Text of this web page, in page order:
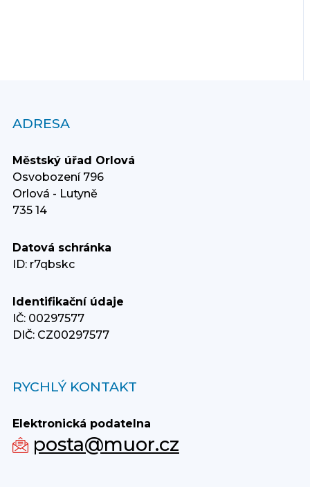
ADRESA
Městský úřad Orlová
Osvobození 796
Orlová - Lutyně
735 14
Datová schránka
ID: r7qbskc
Identifikační údaje
IČ: 00297577
DIČ: CZ00297577
RYCHLÝ KONTAKT
Elektronická podatelna
posta@muor.cz